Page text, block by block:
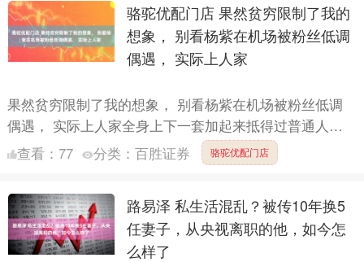
骆驼优配门店 果然贫穷限制了我的
想象， 别看杨紫在机场被粉丝低调
偶遇， 实际上人家
果然贫穷限制了我的想象， 别看杨紫在机场被粉丝低调
偶遇， 实际上人家全身上下一套加起来抵得过普通人半
年的工资了。 ​就拿她头上那顶看似普通的绿色棒球帽来
查看： 77 分类： 百胜证券 骆驼优配门店
路易泽 私生活混乱？被传10年换5
任妻子，从央视离职的他，如今怎
么样了